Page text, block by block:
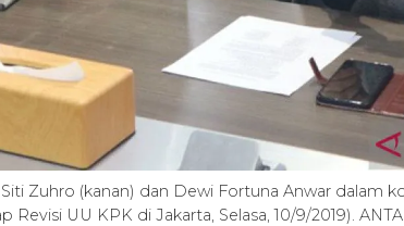
Zuhro (kanan) dan Dewi Fortuna Anwar dalam
Revisi UU KPK di Jakarta, Selasa, 10/9/2019).